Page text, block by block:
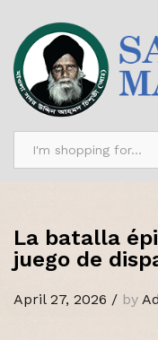
La batalla
juego de
April 27, 2026 / by